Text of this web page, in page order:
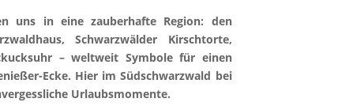
uns in eine zauberhafte Region: den
Schwarzwälder Kirschtorte,
– weltweit Symbole für einen
Ecke. Hier im Südschwarzwald bei
Urlaubsmomente.